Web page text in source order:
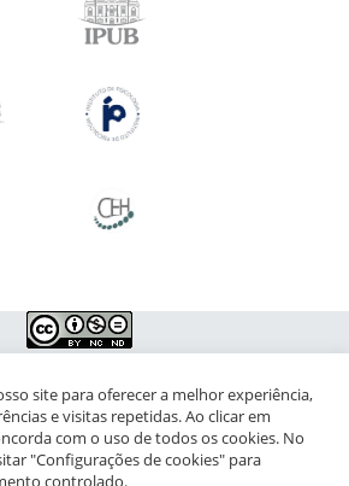
de Pesquisa para a Infância e
Rio de Janeiro - Campus da Praia Vermelha
site para oferecer a melhor experiência,
e visitas repetidas. Ao clicar em
com o uso de todos os cookies. No
"Configurações de cookies" para
controlado.